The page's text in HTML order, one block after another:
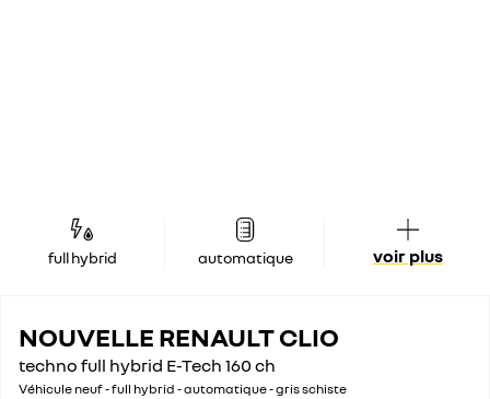
full hybrid automatique voir plus
NOUVELLE RENAULT CLIO
techno full hybrid E-Tech 160 ch
Véhicule neuf - full hybrid - automatique - gris schiste